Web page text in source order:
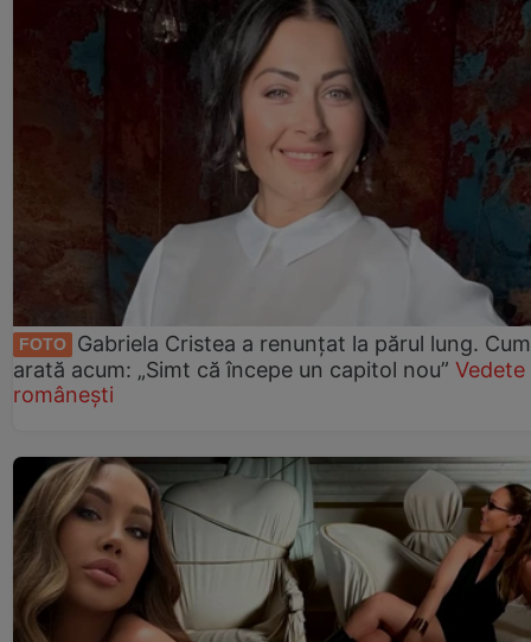
FOTO
Gabriela Cristea a renunțat la părul lung. Cum
arată acum: „Simt că începe un capitol nou” Vedete
românești